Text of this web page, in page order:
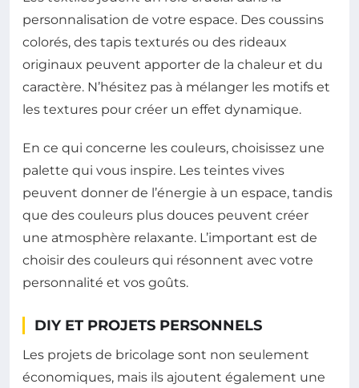
personnalisation de votre espace. Des coussins
colorés, des tapis texturés ou des rideaux
originaux peuvent apporter de la chaleur et du
caractère. N’hésitez pas à mélanger les motifs et
les textures pour créer un effet dynamique.
En ce qui concerne les couleurs, choisissez une
palette qui vous inspire. Les teintes vives
peuvent donner de l’énergie à un espace, tandis
que des couleurs plus douces peuvent créer
une atmosphère relaxante. L’important est de
choisir des couleurs qui résonnent avec votre
personnalité et vos goûts.
DIY ET PROJETS PERSONNELS
Les projets de bricolage sont non seulement
économiques, mais ils ajoutent également une